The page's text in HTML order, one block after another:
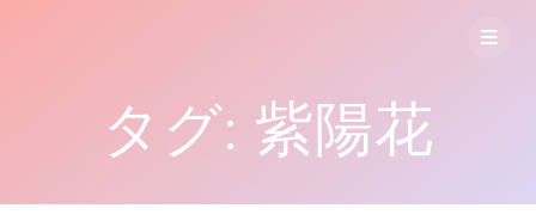
ツ
へ
ス
ッ
タグ: 紫陽花